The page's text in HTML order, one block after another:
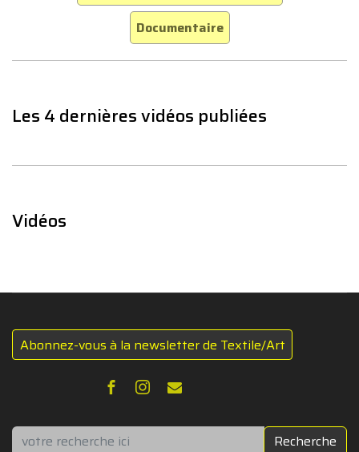
Documentaire
Les 4 dernières vidéos publiées
Vidéos
Abonnez-vous à la newsletter de Textile/Art
Rechercher Recherche